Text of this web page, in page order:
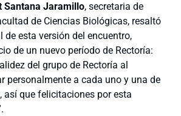
Santana Jaramillo, secretaria de
de Ciencias Biológicas, resaltó
de esta versión del encuentro,
de un nuevo período de Rectoría:
del grupo de Rectoría al
personalmente a cada uno y una de
así que felicitaciones por esta